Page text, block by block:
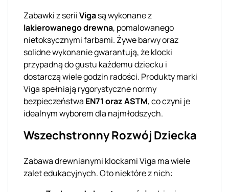
Zabawki z seriiVigasą wykonane z
lakierowanego drewna, pomalowanego
nietoksycznymi farbami. Żywe barwy oraz
solidne wykonanie gwarantują, że klocki
przypadną do gustu każdemu dziecku i
dostarczą wiele godzin radości. Produkty marki
Viga spełniają rygorystyczne normy
bezpieczeństwa EN71 oraz ASTM, co czyni je
idealnym wyborem dla najmłodszych.
Wszechstronny Rozwój Dziecka
Zabawa drewnianymi klockami Viga ma wiele
zalet edukacyjnych. Oto niektóre z nich: